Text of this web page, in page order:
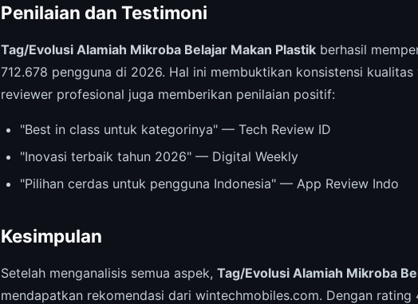
Penilaian dan Testimoni
Tag/Evolusi Alamiah Mikroba Belajar Makan Plastik berhasil
712.678 pengguna di 2026. Hal ini membuktikan konsistensi
reviewer profesional juga memberikan penilaian positif:
"Best in class untuk kategorinya" — Tech Review ID
"Inovasi terbaik tahun 2026" — Digital Weekly
"Pilihan cerdas untuk pengguna Indonesia" — App Review Indo
Kesimpulan
Setelah menganalisis semua aspek, Tag/Evolusi Alamiah Mikroba
mendapatkan rekomendasi dari wintechmobiles.com. Dengan